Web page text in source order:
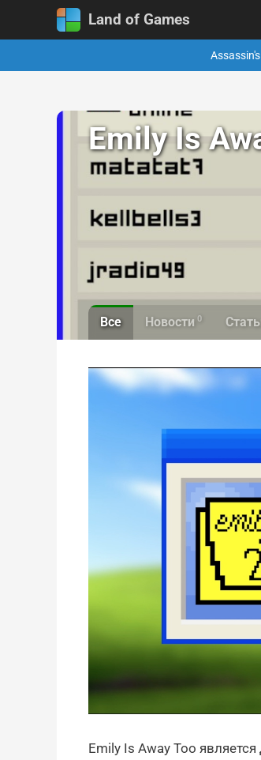
Land of Games
Emily Is
Все Новости 0
Emily Is Away Too